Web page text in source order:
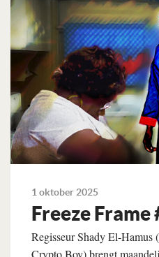
1 oktober 2025
Freeze Frame
Regisseur Shady El-
Crypto Boy) brengt